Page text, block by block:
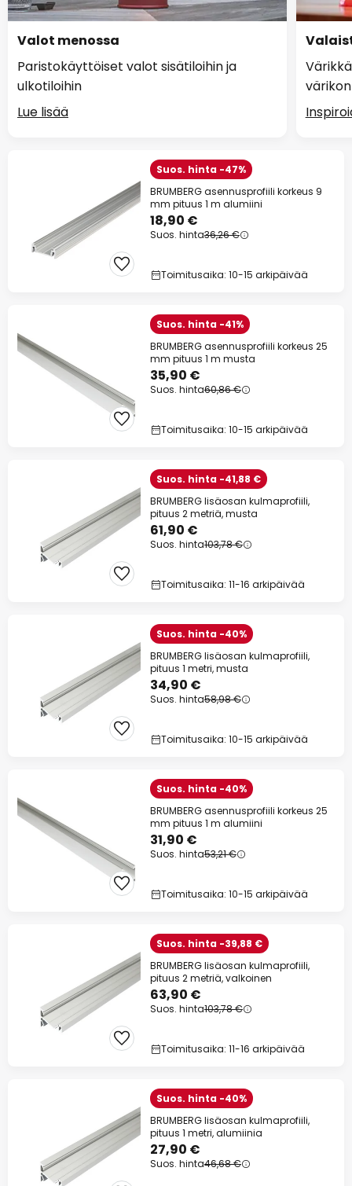
Valot menossa
Paristokäyttöiset valot sisätiloihin ja
ulkotiloihin
Lue lisää
Suos. hinta -47%
BRUMBERG asennusprofiili korkeus 9
mm pituus 1 m alumiini
18,90 €
Suos. hinta36,26 €
Toimitusaika: 10-15 arkipäivää
Suos. hinta -41%
BRUMBERG asennusprofiili korkeus 25
mm pituus 1 m musta
35,90 €
Suos. hinta60,86 €
Toimitusaika: 10-15 arkipäivää
Suos. hinta -41,88 €
BRUMBERG lisäosan kulmaprofiili,
pituus 2 metriä, musta
61,90 €
Suos. hinta103,78 €
Toimitusaika: 11-16 arkipäivää
Suos. hinta -40%
BRUMBERG lisäosan kulmaprofiili,
pituus 1 metri, musta
34,90 €
Suos. hinta58,98 €
Toimitusaika: 10-15 arkipäivää
Suos. hinta -40%
BRUMBERG asennusprofiili korkeus 25
mm pituus 1 m alumiini
31,90 €
Suos. hinta53,21 €
Toimitusaika: 10-15 arkipäivää
Suos. hinta -39,88 €
BRUMBERG lisäosan kulmaprofiili,
pituus 2 metriä, valkoinen
63,90 €
Suos. hinta103,78 €
Toimitusaika: 11-16 arkipäivää
Suos. hinta -40%
BRUMBERG lisäosan kulmaprofiili,
pituus 1 metri, alumiinia
27,90 €
Suos. hinta46,68 €